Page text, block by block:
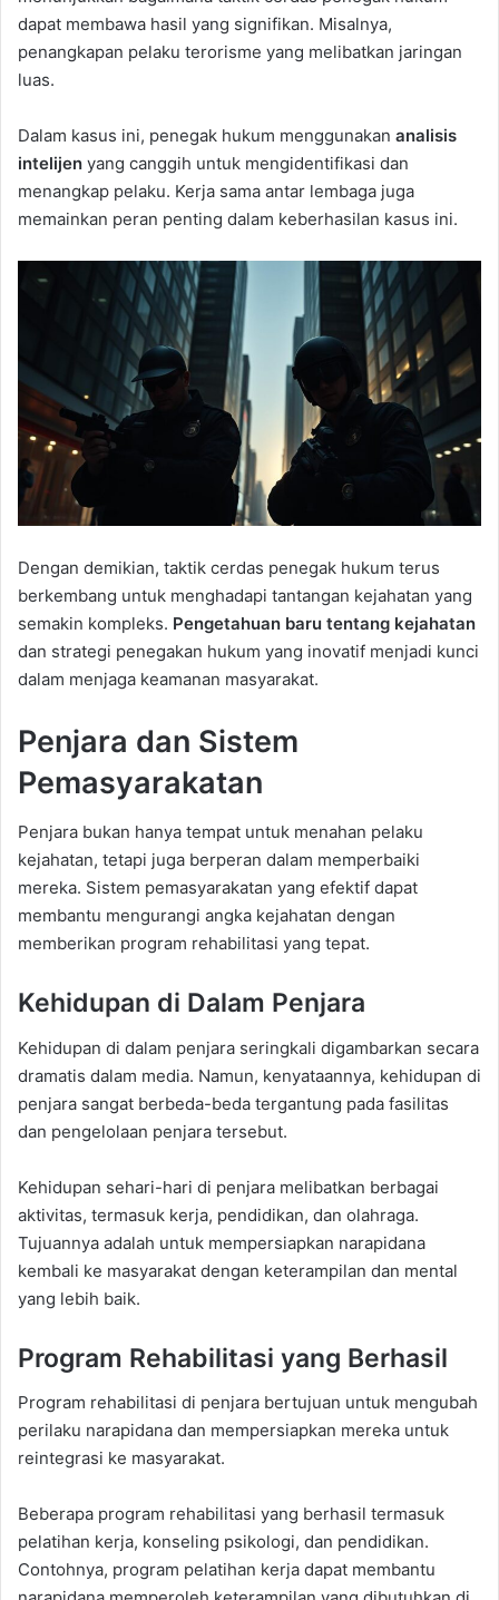
dapat membawa hasil yang signifikan. Misalnya,
penangkapan pelaku terorisme yang melibatkan jaringan
luas.
Dalam kasus ini, penegak hukum menggunakan analisis
intelijen yang canggih untuk mengidentifikasi dan
menangkap pelaku. Kerja sama antar lembaga juga
memainkan peran penting dalam keberhasilan kasus ini.
Dengan demikian, taktik cerdas penegak hukum terus
berkembang untuk menghadapi tantangan kejahatan yang
semakin kompleks. Pengetahuan baru tentang kejahatan
dan strategi penegakan hukum yang inovatif menjadi kunci
dalam menjaga keamanan masyarakat.
Penjara dan Sistem
Pemasyarakatan
Penjara bukan hanya tempat untuk menahan pelaku
kejahatan, tetapi juga berperan dalam memperbaiki
mereka. Sistem pemasyarakatan yang efektif dapat
membantu mengurangi angka kejahatan dengan
memberikan program rehabilitasi yang tepat.
Kehidupan di Dalam Penjara
Kehidupan di dalam penjara seringkali digambarkan secara
dramatis dalam media. Namun, kenyataannya, kehidupan di
penjara sangat berbeda-beda tergantung pada fasilitas
dan pengelolaan penjara tersebut.
Kehidupan sehari-hari di penjara melibatkan berbagai
aktivitas, termasuk kerja, pendidikan, dan olahraga.
Tujuannya adalah untuk mempersiapkan narapidana
kembali ke masyarakat dengan keterampilan dan mental
yang lebih baik.
Program Rehabilitasi yang Berhasil
Program rehabilitasi di penjara bertujuan untuk mengubah
perilaku narapidana dan mempersiapkan mereka untuk
reintegrasi ke masyarakat.
Beberapa program rehabilitasi yang berhasil termasuk
pelatihan kerja, konseling psikologi, dan pendidikan.
Contohnya, program pelatihan kerja dapat membantu